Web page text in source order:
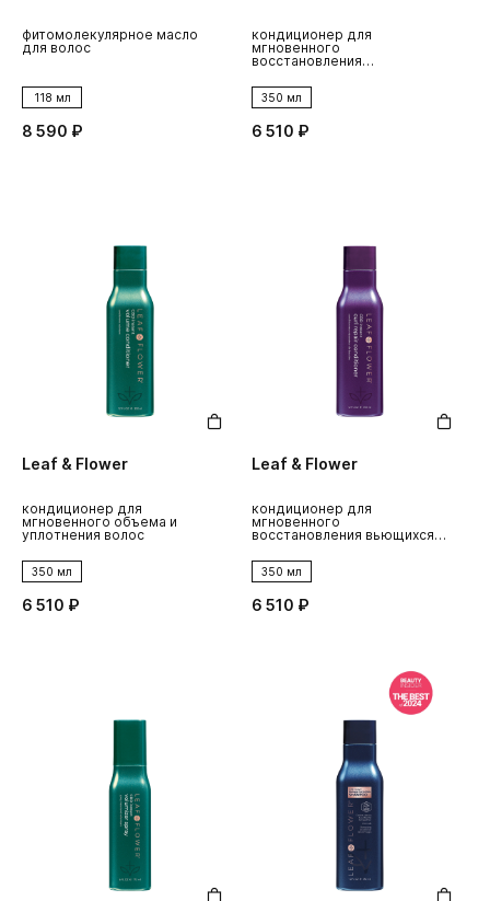
фитомолекулярное масло
для волос
118 мл
8 590 ₽
кондиционер для
мгновенного
восстановления
350 мл
6 510 ₽
Leaf & Flower
кондиционер для
мгновенного объема и
уплотнения волос
350 мл
6 510 ₽
Leaf & Flower
кондиционер для
мгновенного
восстановления вьющихся
350 мл
6 510 ₽